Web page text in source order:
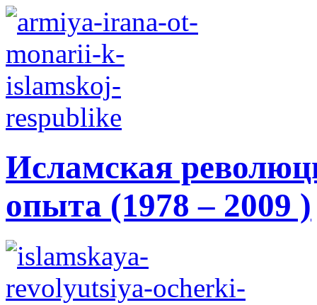
Исламская
опыта (1978 – 2009 )